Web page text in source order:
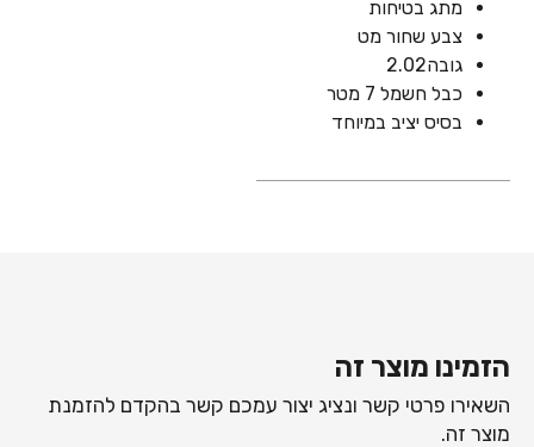
מתג בטיחות
צבע שחור מט
גובה2.02
כבל חשמל 7 מטר
בסיס יציב במיוחד
הזמינו מוצר זה
השאירו פרטי קשר ונציג יצור עמכם קשר בהקדם להזמנת
מוצר זה.